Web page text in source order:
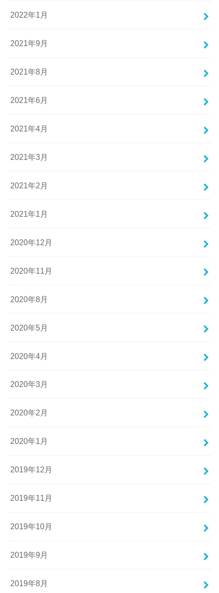
2022年1月
2021年9月
2021年8月
2021年6月
2021年4月
2021年3月
2021年2月
2021年1月
2020年12月
2020年11月
2020年8月
2020年5月
2020年4月
2020年3月
2020年2月
2020年1月
2019年12月
2019年11月
2019年10月
2019年9月
2019年8月